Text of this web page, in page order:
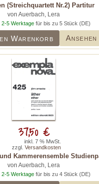
(Streichquartett Nr.2) Partitur
von Auerbach, Lera
2-5 Werktagefür bis zu 5 Stück (DE)
Warenkorb Ansehen
Kammerensemble
von Auerbach, Lera
2-5 Werktage für bis zu 4 Stück (DE)
37,50 €
inkl. 7 % MwSt.
zzgl. Versandkosten